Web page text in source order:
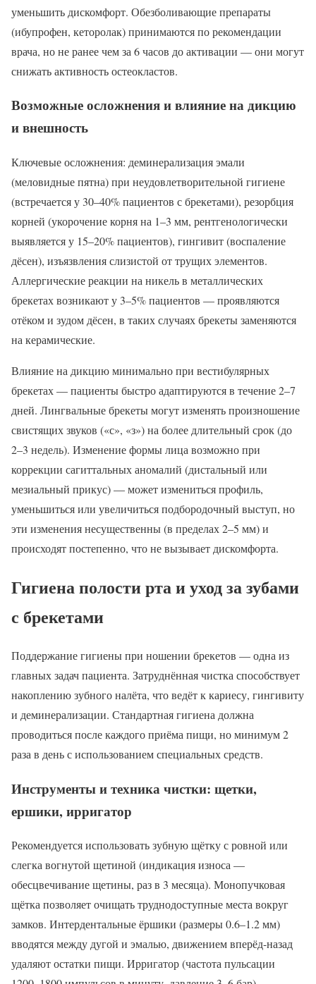
уменьшить дискомфорт. Обезболивающие препараты
(ибупрофен, кеторолак) принимаются по рекомендации
врача, но не ранее чем за 6 часов до активации — они могут
снижать активность остеокластов.
Возможные осложнения и влияние на дикцию
и внешность
Ключевые осложнения: деминерализация эмали
(меловидные пятна) при неудовлетворительной гигиене
(встречается у 30–40% пациентов с брекетами), резорбция
корней (укорочение корня на 1–3 мм, рентгенологически
выявляется у 15–20% пациентов), гингивит (воспаление
дёсен), изъязвления слизистой от трущих элементов.
Аллергические реакции на никель в металлических
брекетах возникают у 3–5% пациентов — проявляются
отёком и зудом дёсен, в таких случаях брекеты заменяются
на керамические.
Влияние на дикцию минимально при вестибулярных
брекетах — пациенты быстро адаптируются в течение 2–7
дней. Лингвальные брекеты могут изменять произношение
свистящих звуков («с», «з») на более длительный срок (до
2–3 недель). Изменение формы лица возможно при
коррекции сагиттальных аномалий (дистальный или
мезиальный прикус) — может измениться профиль,
уменьшиться или увеличиться подбородочный выступ, но
эти изменения несущественны (в пределах 2–5 мм) и
происходят постепенно, что не вызывает дискомфорта.
Гигиена полости рта и уход за зубами
с брекетами
Поддержание гигиены при ношении брекетов — одна из
главных задач пациента. Затруднённая чистка способствует
накоплению зубного налёта, что ведёт к кариесу, гингивиту
и деминерализации. Стандартная гигиена должна
проводиться после каждого приёма пищи, но минимум 2
раза в день с использованием специальных средств.
Инструменты и техника чистки: щетки,
ершики, ирригатор
Рекомендуется использовать зубную щётку с ровной или
слегка вогнутой щетиной (индикация износа —
обесцвечивание щетины, раз в 3 месяца). Монопучковая
щётка позволяет очищать труднодоступные места вокруг
замков. Интердентальные ёршики (размеры 0.6–1.2 мм)
вводятся между дугой и эмалью, движением вперёд-назад
удаляют остатки пищи. Ирригатор (частота пульсации